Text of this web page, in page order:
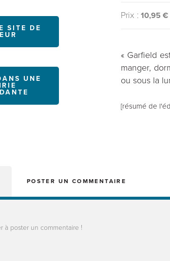
SITE DE
UNE
Prix : 10,95 €
« Garfield
manger,
ou sous la
[résumé de
POSTER UN COMMENTAIRE
à poster un commentaire !